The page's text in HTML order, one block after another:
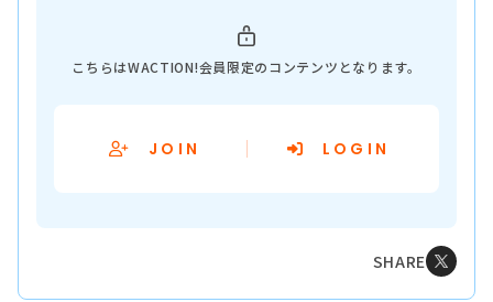
こちらはWACTION!会員限定のコンテンツとなります。
JOIN LOGIN
SHARE